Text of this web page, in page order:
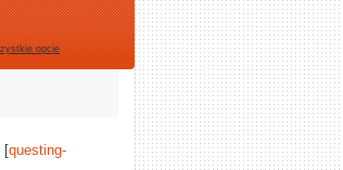
opcje
[questing-